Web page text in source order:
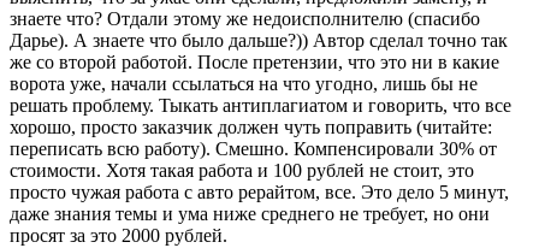
знаете что? Отдали этому же недоисполнителю (спасибо
Дарье). А знаете что было дальше?)) Автор сделал точно так
же со второй работой. После претензии, что это ни в какие
ворота уже, начали ссылаться на что угодно, лишь бы не
решать проблему. Тыкать антиплагиатом и говорить, что все
хорошо, просто заказчик должен чуть поправить (читайте:
переписать всю работу). Смешно. Компенсировали 30% от
стоимости. Хотя такая работа и 100 рублей не стоит, это
просто чужая работа с авто рерайтом, все. Это дело 5 минут,
даже знания темы и ума ниже среднего не требует, но они
просят за это 2000 рублей.